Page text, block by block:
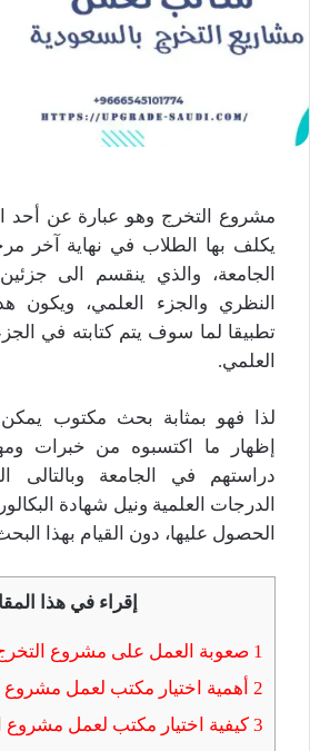
مشروع التخرج وهو عبارة عن أحد
يكلف بها الطلاب في نهاية آخر
الجامعة، والذي ينقسم الى
النظري والجزء العلمي، ويكون
تطبيقا لما سوف يتم كتابته في
العلمي.
لذا فهو بمثابة بحث مكتوب
إظهار ما اكتسبوه من خبرات
دراستهم في الجامعة
الدرجات العلمية ونيل شهادة
الحصول عليها، دون القيام بهذا
إقراء في هذا
1 صعوبة العمل على مشروع
2 أهمية اختيار مكتب لعمل مشروع
3 كيفية اختيار مكتب لعمل مشروع